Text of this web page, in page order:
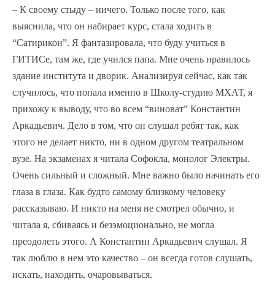
– К своему стыду – ничего. Только после того, как
выяснила, что он набирает курс, стала ходить в
“Сатирикон”. Я фантазировала, что буду учиться в
ГИТИСе, там же, где учился папа. Мне очень нравилось
здание института и дворик. Анализируя сейчас, как так
случилось, что попала именно в Школу-студию МХАТ, я
прихожу к выводу, что во всем “виноват” Константин
Аркадьевич. Дело в том, что он слушал ребят так, как
этого не делает никто, ни в одном другом театральном
вузе. На экзаменах я читала Софокла, монолог Электры.
Очень сильный и сложный. Мне важно было начинать его
глаза в глаза. Как будто самому близкому человеку
рассказываю. И никто на меня не смотрел обычно, и
читала я, сбиваясь и безэмоционально, не могла
преодолеть этого. А Константин Аркадьевич слушал. Я
так люблю в нем это качество – он всегда готов слушать,
искать, находить, очаровываться.